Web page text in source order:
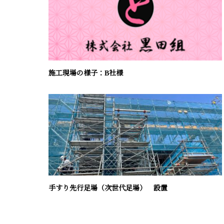
施工現場の様子：B社様
手すり先行足場（次世代足場） 設置